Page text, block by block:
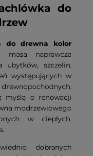
do
do drewna kolor
naprawcza
ubytków, szczelin,
występujących w
myślą o renowacji
modrzewiowego
w ciepłych,
dobranych